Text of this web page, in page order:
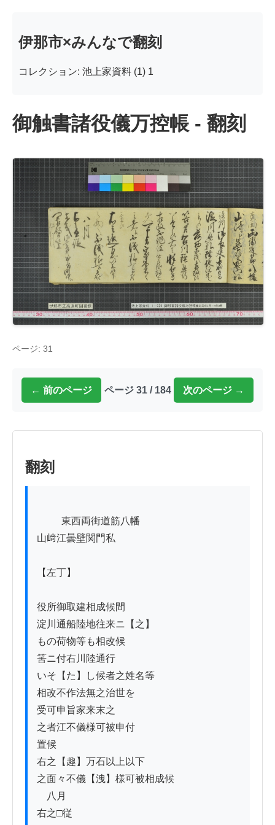
伊那市×みんなで翻刻
コレクション: 池上家資料 (1) 1
御触書諸役儀万控帳 - 翻刻
ページ: 31
← 前のページ ページ 31 / 184 次のページ →
翻刻
山﨑江曇壁関門私
【左丁】
役所御取建相成候間
淀川通船陸地往来ニ【之】
もの荷物等も相改候
筈ニ付右川陸通行
いそ【た】し候者之姓名等
相改不作法無之治世を
受可申旨家来末之
之者江不儀様可被申付
置候
右之【趣】万石以上以下
之面々不儀【洩】様可被相成候
八月
右之□従